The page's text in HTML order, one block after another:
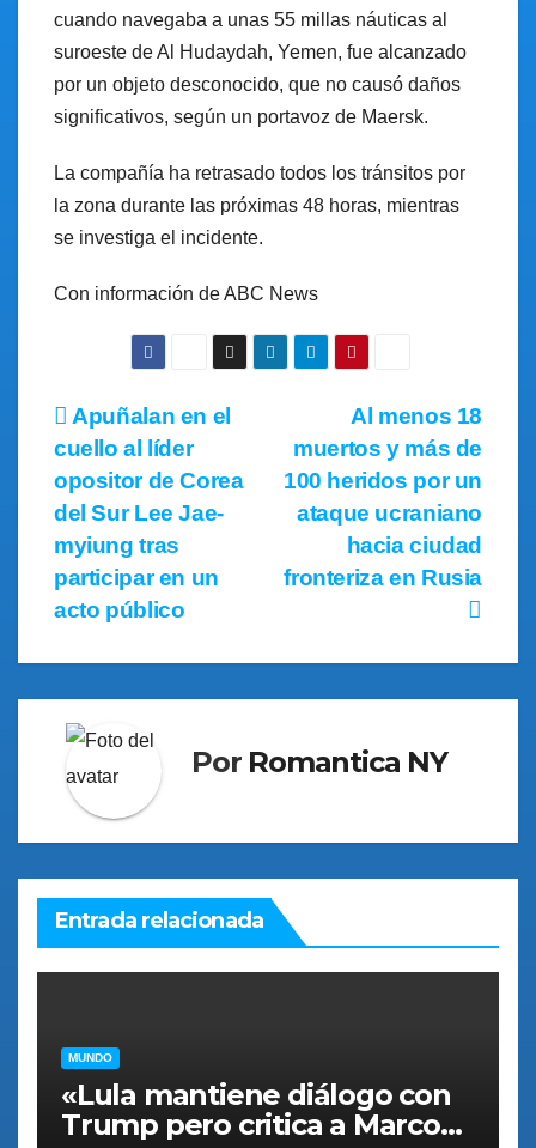
cuando navegaba a unas 55 millas náuticas al
suroeste de Al Hudaydah, Yemen, fue alcanzado
por un objeto desconocido, que no causó daños
significativos, según un portavoz de Maersk.
La compañía ha retrasado todos los tránsitos por
la zona durante las próximas 48 horas, mientras
se investiga el incidente.
Con información de ABC News
Al menos 18
muertos y más de
100 heridos por un
ataque ucraniano
hacia ciudad
fronteriza en Rusia
Apuñalan en el
cuello al líder
opositor de Corea
del Sur Lee Jae-
myiung tras
participar en un
acto público
Por Romantica NY
Entrada relacionada
MUNDO
«Lula mantiene diálogo con
Trump pero critica a Marco